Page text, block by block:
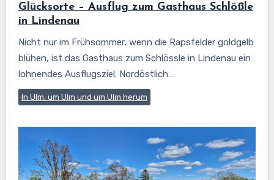
Glücksorte – Ausflug zum Gasthaus Schlößle
in Lindenau
In Ulm, um Ulm und um Ulm herum
Nicht nur im Frühsommer, wenn die Rapsfelder goldgelb
blühen, ist das Gasthaus zum Schlössle in Lindenau ein
lohnendes Ausflugsziel. Nordöstlich…